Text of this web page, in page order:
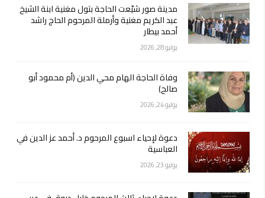
مدينة صور شيّعت الحاجة بتول مغنية ابنة الشيخ
عبد الكريم مغنية وأرملة المرحوم الحاج راشد
أحمد بيطار
يوليو 28, 2026
وفاة الحاجة الهام محي الدين (أم محمود أبو
صالح)
يوليو 24, 2026
دعوة لإحياء اسبوع المرحوم د. أحمد عز الدين في
العباسية
يوليو 23, 2026